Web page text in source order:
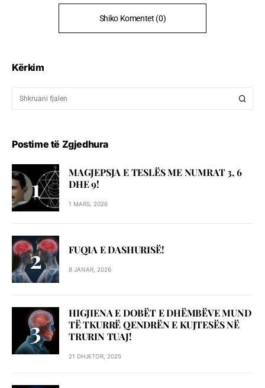
Shiko Komentet (0)
Kërkim
Postime të Zgjedhura
MAGJEPSJA E TESLËS ME NUMRAT 3, 6
DHE 9!
1 MARS, 2026
FUQIA E DASHURISË!
8 JANAR, 2026
HIGJIENA E DOBËT E DHËMBËVE MUND
TË TKURRË QENDRËN E KUJTESËS NË
TRURIN TUAJ!
21 DHJETOR, 2025